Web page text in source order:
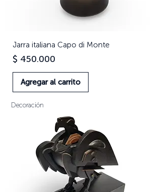
Jarra italiana Capo di Monte
Precio
$ 450.000
Agregar al carrito
Decoración